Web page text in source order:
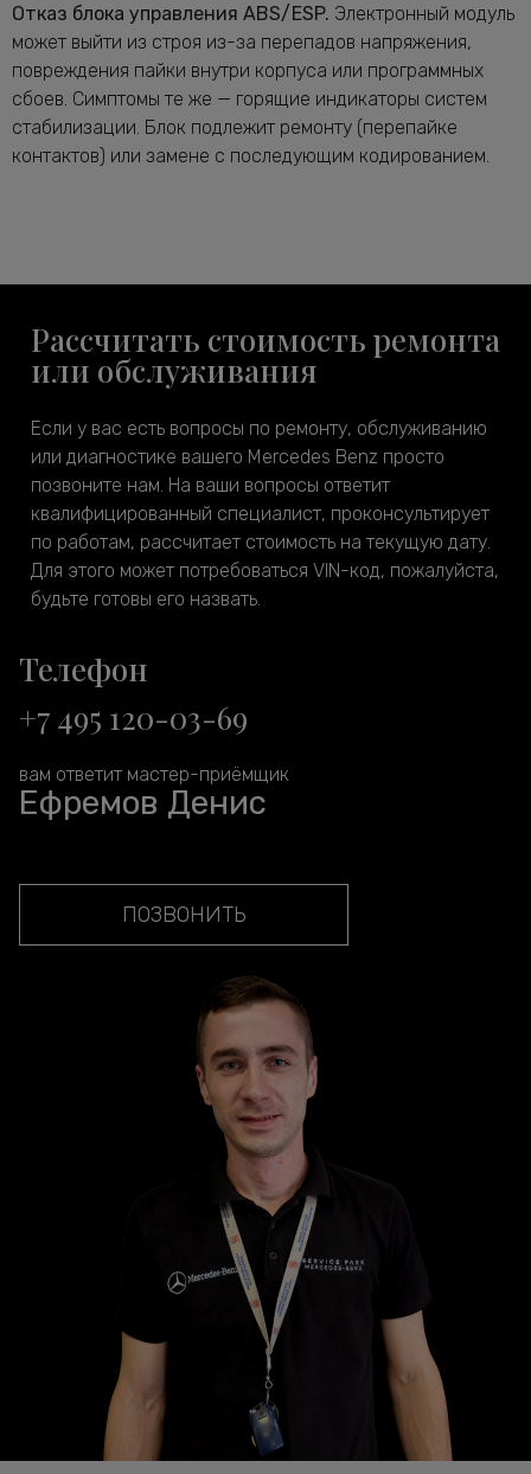
Отказ блока управления ABS/ESP. Электронный модуль
может выйти из строя из-за перепадов напряжения,
повреждения пайки внутри корпуса или программных
сбоев. Симптомы те же — горящие индикаторы систем
стабилизации. Блок подлежит ремонту (перепайке
контактов) или замене с последующим кодированием.
Рассчитать стоимость ремонта
или обслуживания
Если у вас есть вопросы по ремонту, обслуживанию
или диагностике вашего Mercedes Benz просто
позвоните нам. На ваши вопросы ответит
квалифицированный специалист, проконсультирует
по работам, рассчитает стоимость на текущую дату.
Для этого может потребоваться VIN-код, пожалуйста,
будьте готовы его назвать.
Телефон
+7 495 120-03-69
вам ответит мастер-приёмщик
Ефремов Денис
ПОЗВОНИТЬ